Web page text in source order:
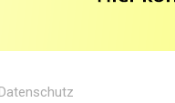
Datenschutz